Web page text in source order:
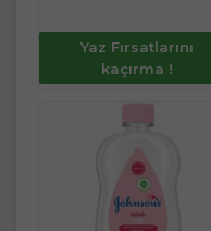
Yaz Fırsatlarını
kaçırma !